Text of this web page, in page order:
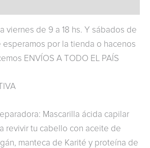
viernes de 9 a 18 hs. Y sábados de
esperamos por la tienda o hacenos
ENVÍOS A TODO EL PAÍS
Mascarilla ácida capilar
revivir tu cabello con aceite de
manteca de Karité y proteína de